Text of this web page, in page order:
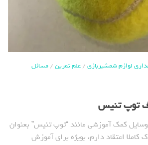
لوازم شمشیربازی/علم تمرین/مسائل
توپ تنیس
كمك آموزشی مانند “توپ تنیس” بعنوان
اعتقاد دارم، بویژه برای آموزش